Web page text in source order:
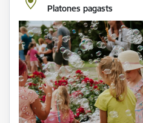
Platones pagasts